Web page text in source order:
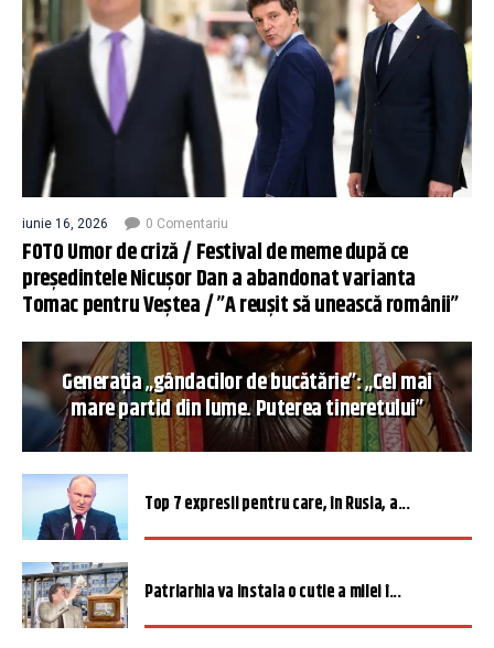
iunie 16, 2026 0 Comentariu
FOTO Umor de criză / Festival de meme după ce
președintele Nicușor Dan a abandonat varianta
Tomac pentru Veștea / ”A reușit să unească românii”
Generația „gândacilor de bucătărie”: „Cel mai
mare partid din lume. Puterea tineretului”
Top 7 expresii pentru care, în Rusia, a...
Patriarhia va instala o cutie a milei î...